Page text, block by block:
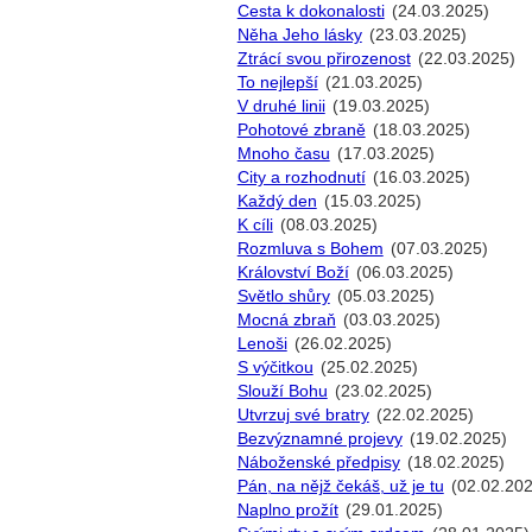
Cesta k dokonalosti (24.03.2025)
Něha Jeho lásky (23.03.2025)
Ztrácí svou přirozenost (22.03.2025)
To nejlepší (21.03.2025)
V druhé linii (19.03.2025)
Pohotové zbraně (18.03.2025)
Mnoho času (17.03.2025)
City a rozhodnutí (16.03.2025)
Každý den (15.03.2025)
K cíli (08.03.2025)
Rozmluva s Bohem (07.03.2025)
Království Boží (06.03.2025)
Světlo shůry (05.03.2025)
Mocná zbraň (03.03.2025)
Lenoši (26.02.2025)
S výčitkou (25.02.2025)
Slouží Bohu (23.02.2025)
Utvrzuj své bratry (22.02.2025)
Bezvýznamné projevy (19.02.2025)
Náboženské předpisy (18.02.2025)
Pán, na nějž čekáš, už je tu
Naplno prožít (29.01.2025)